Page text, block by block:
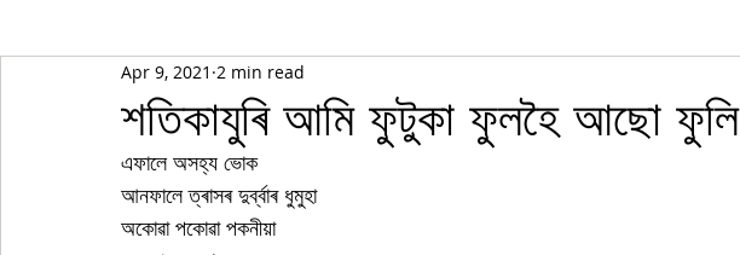
শতিকাযুৰি আমি ফুটুকা ফুলহৈ আছো ফুলি
Apr 9, 2021 2 min read
এফালে অসহ্য ভোক
আনফালে ত্ৰাসৰ দুৰ্ব্বাৰ ধুমুহা
অকোৱা পকোৱা পকনীয়া